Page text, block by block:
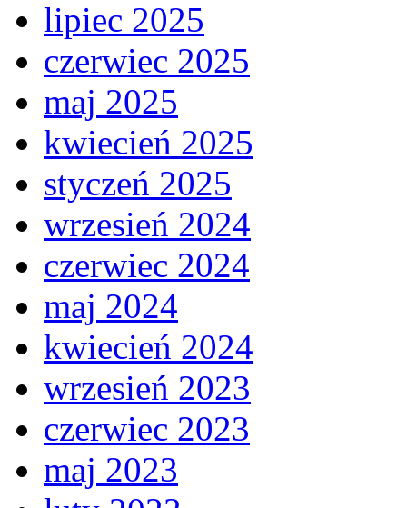
lipiec 2025
czerwiec 2025
maj 2025
kwiecień 2025
styczeń 2025
wrzesień 2024
czerwiec 2024
maj 2024
kwiecień 2024
wrzesień 2023
czerwiec 2023
maj 2023